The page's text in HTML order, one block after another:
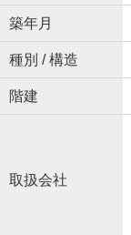
築年月
種別 / 構造
階建
取扱会社